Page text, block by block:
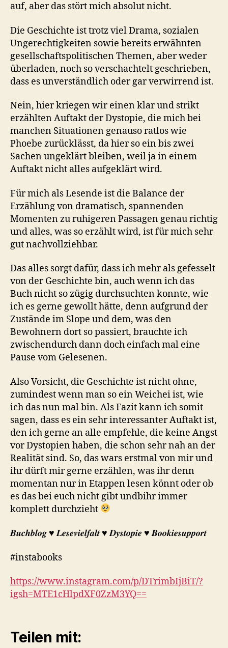
auf, aber das stört mich absolut nicht.
Die Geschichte ist trotz viel Drama, sozialen
Ungerechtigkeiten sowie bereits erwähnten
gesellschaftspolitischen Themen, aber weder
überladen, noch so verschachtelt geschrieben,
dass es unverständlich oder gar verwirrend ist.
Nein, hier kriegen wir einen klar und strikt
erzählten Auftakt der Dystopie, die mich bei
manchen Situationen genauso ratlos wie
Phoebe zurücklässt, da hier so ein bis zwei
Sachen ungeklärt bleiben, weil ja in einem
Auftakt nicht alles aufgeklärt wird.
Für mich als Lesende ist die Balance der
Erzählung von dramatisch, spannenden
Momenten zu ruhigeren Passagen genau richtig
und alles, was so erzählt wird, ist für mich sehr
gut nachvollziehbar.
Das alles sorgt dafür, dass ich mehr als gefesselt
von der Geschichte bin, auch wenn ich das
Buch nicht so zügig durchsuchten konnte, wie
ich es gerne gewollt hätte, denn aufgrund der
Zustände im Slope und dem, was den
Bewohnern dort so passiert, brauchte ich
zwischendurch dann doch einfach mal eine
Pause vom Gelesenen.
Also Vorsicht, die Geschichte ist nicht ohne,
zumindest wenn man so ein Weichei ist, wie
ich das nun mal bin. Als Fazit kann ich somit
sagen, dass es ein sehr interessanter Auftakt ist,
den ich gerne an alle empfehle, die keine Angst
vor Dystopien haben, die schon sehr nah an der
Realität sind. So, das wars erstmal von mir und
ihr dürft mir gerne erzählen, was ihr denn
momentan nur in Etappen lesen könnt oder ob
es das bei euch nicht gibt undbihr immer
komplett durchzieht
𝑩𝒖𝒄𝒉𝒃𝒍𝒐𝒈 ♥︎ 𝑳𝒆𝒔𝒆𝒗𝒊𝒆𝒍𝒇𝒂𝒍𝒕 ♥︎ 𝑫𝒚𝒔𝒕𝒐𝒑𝒊𝒆 ♥︎ 𝑩𝒐𝒐𝒌𝒊𝒆𝒔𝒖𝒑𝒑𝒐𝒓𝒕
#instabooks
https://www.instagram.com/p/DTrimbIjBiT/?
igsh=MTE1cHlpdXF0ZzM3YQ==
Teilen mit: